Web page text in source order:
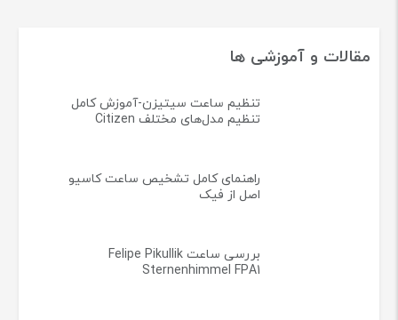
مقالات و آموزشی ها
تنظیم ساعت سیتیزن-آموزش کامل
تنظیم مدل‌های مختلف Citizen
راهنمای کامل تشخیص ساعت کاسیو
اصل از فیک
بررسی ساعت Felipe Pikullik
Sternenhimmel FPA1